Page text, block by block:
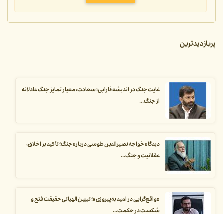
پربازدیدترین
غایت جنگ در اندیشه فارابی؛ سعادت، معیار تمایز جنگ عادلانه
از جنگ...
دیدگاه خواجه نصیرالدین طوسی درباره جنگ؛ تأکید بر اخلاق،
عقلانیت و جنگ...
«واقع‌گرایی در امید به پیروزی»؛ تبیین الهیاتی حقیقت فتح و
شکست در حکمت...